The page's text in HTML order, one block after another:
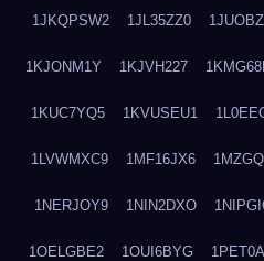
1JKQPSW2 1JL35ZZ0
1KJONM1Y 1KJVH227
1KUC7YQ5 1KVUSEU1
1LVWMXC9 1MF16JX6
1NERJOY9 1NIN2DXO
1OELGBE2 1OUI6BYG